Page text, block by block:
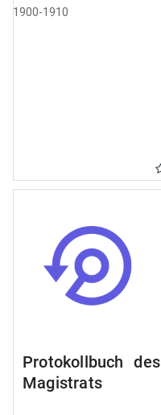
1900-1910
Protokollbuch des
Magistrats